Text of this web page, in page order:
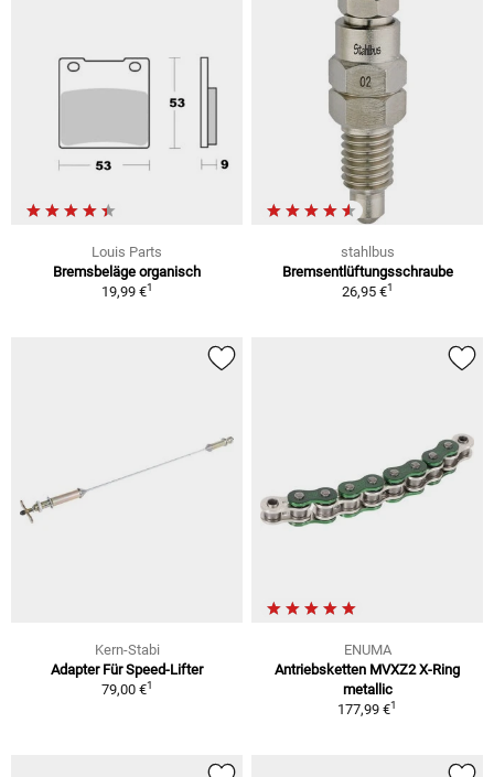
Louis Parts
Bremsbeläge organisch
19,99 €1
stahlbus
Bremsentlüftungsschraube
26,95 €1
Kern-Stabi
Adapter Für Speed-Lifter
79,00 €1
ENUMA
Antriebsketten MVXZ2 X-Ring
metallic
177,99 €1